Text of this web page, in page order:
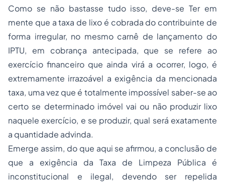
Como se não bastasse tudo isso, deve-se Ter em
mente que a taxa de lixo é cobrada do contribuinte de
forma irregular, no mesmo carnê de lançamento do
IPTU, em cobrança antecipada, que se refere ao
exercício financeiro que ainda virá a ocorrer, logo, é
extremamente irrazoável a exigência da mencionada
taxa, uma vez que é totalmente impossível saber-se ao
certo se determinado imóvel vai ou não produzir lixo
naquele exercício, e se produzir, qual será exatamente
a quantidade advinda.
Emerge assim, do que aqui se afirmou, a conclusão de
que a exigência da Taxa de Limpeza Pública é
inconstitucional e ilegal, devendo ser repelida